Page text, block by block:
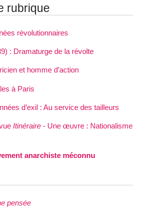
rubrique
révolutionnaires
: Dramaturge de la révolte
et homme d’action
à Paris
d’exil : Au service des tailleurs
Itinéraire - Une œuvre : Nationalisme
anarchiste méconnu
pensée